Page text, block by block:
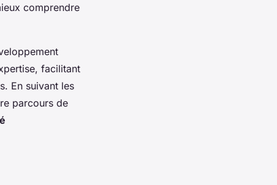
comprendre
facilitant
En suivant les
parcours de